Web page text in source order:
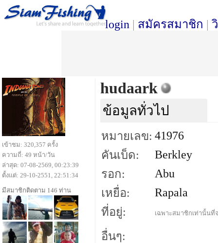
login | สมัครสมาชิก |
hudaark
ข้อมูลทั่วไป
หมายเลข: 41976
คันเบ็ด:
Berkley
รอก:
Abu
เหยื่อ:
Rapala
ที่อยู่:
เฉพาะสมาชิกเท่านั้นที่
อื่นๆ:
เข้าชม: 320,357 ครั้ง
ความถี่: 49 หน้า/วัน
ล่าสุด: 07-08-2569, 00:23:39
ตั้งแต่: 29-10-2551, 22:51:34
มีสมาชิกติดตาม 146 ท่าน